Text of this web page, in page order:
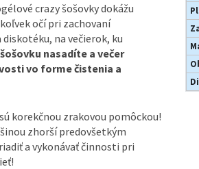
crazy šošovky dokážu
očí pri zachovaní
na večierok, ku
nasadíte a večer
vo forme čistenia a
korekčnou zrakovou pomôckou!
zhorší predovšetkým
a vykonávať činnosti pri